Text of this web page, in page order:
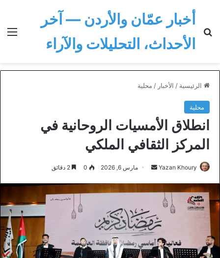
أخبار عمّان والأردن — آخر
الأحداث، التحليلات والآراء
الرئيسية / الأخبار / محلية
محلية
انطلاق الأمسيات الروحانية في
المركز الثقافي الملكي
Yazan Khoury
أرسل
إلكترونيا
مارس 6, 2026 0